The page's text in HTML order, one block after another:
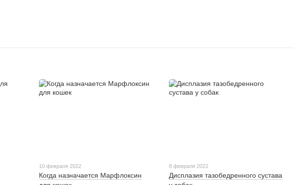
10 февраля 2022
Когда назначается Марфлоксин
8 февраля 2022
Дисплазия тазобедренного сустава